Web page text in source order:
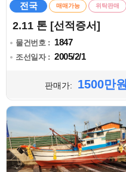
전국 매매가능 위탁판매
2.11 톤 [선적증서]
물건번호 : 1847
조선일자 : 2005/2/1
판매가: 1500만원